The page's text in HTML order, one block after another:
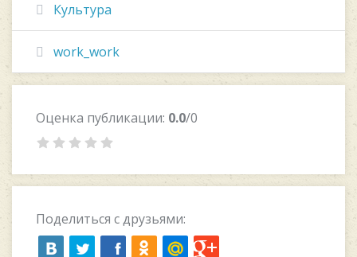
Культура
work_work
Оценка публикации: 0.0/0
Поделиться с друзьями: